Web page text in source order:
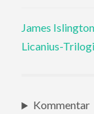
James
Licanius-
Kommentar